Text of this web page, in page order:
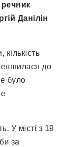
Данілін
до
було
У місті з 19
за